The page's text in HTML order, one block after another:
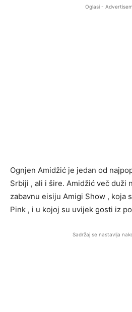
Oglasi -
Ognjen Amidžić je jedan od
Srbiji , ali i šire. Amidžić več duži
zabavnu eisiju Amigi Show , koja
Pink , i u kojoj su uvijek gosti iz
Sadržaj se nastavlja